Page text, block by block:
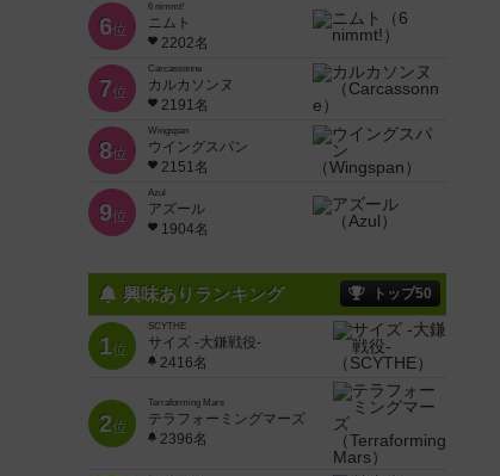
6位
6 nimmt!
ニムト
2202名
7位
Carcassonne
カルカソンヌ
2191名
8位
Wingspan
ウイングスパン
2151名
9位
Azul
アズール
1904名
興味ありランキング トップ50
1位
SCYTHE
サイズ -大鎌戦役-
2416名
2位
Terraforming Mars
テラフォーミングマーズ
2396名